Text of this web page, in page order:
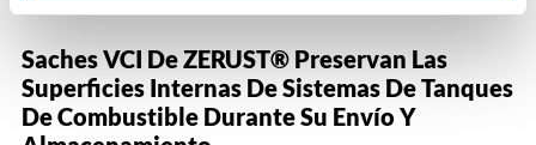
Saches VCI De ZERUST® Preservan Las
Superficies Internas De Sistemas De Tanques
De Combustible Durante Su Envío Y